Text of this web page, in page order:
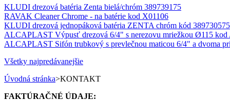
KLUDI drezová batéria Zenta bielá/chróm 389739175
RAVAK Cleaner Chrome - na batérie kod X01106
KLUDI drezová jednopáková batéria ZENTA chróm kód 389730575
ALCAPLAST Výpusť drezová 6/4" s nerezovu mriežkou Ø115 kod
ALCAPLAST Sifón trubkový s prevlečnou maticou 6/4" a dvoma
Všetky najpredávanejšie
Úvodná stránka>KONTAKT
FAKTÚRAČNÉ ÚDAJE: